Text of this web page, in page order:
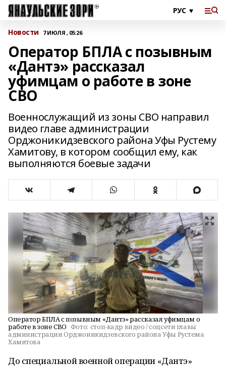
Новости 7 ИЮЛЯ , 05:26
Оператор БПЛА с позывным
«Дантэ» рассказал
уфимцам о работе в зоне
СВО
Военнослужащий из зоны СВО направил
видео главе администрации
Орджоникидзевского района Уфы Рустему
Хамитову, в котором сообщил ему, как
выполняются боевые задачи
Оператор БПЛА с позывным «Дантэ» рассказал уфимцам о
работе в зоне СВО Фото: стоп-кадр видео / соцсети главы
администрации Орджоникидзевского района Уфы Рустема
Хамитова
До специальной военной операции «Дантэ»